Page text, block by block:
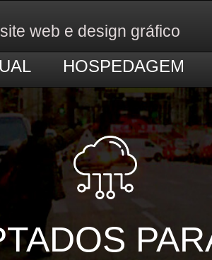
web e design gráfico
HOSPEDAGEM